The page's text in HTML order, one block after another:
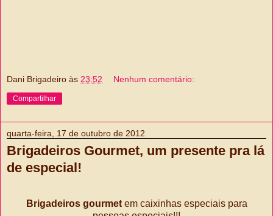
Dani Brigadeiro às 23:52 Nenhum comentário:
Compartilhar
quarta-feira, 17 de outubro de 2012
Brigadeiros Gourmet, um presente pra lá
de especial!
Brigadeiros gourmetem caixinhas especiais para